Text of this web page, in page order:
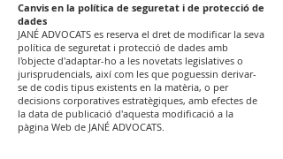
Canvis en la política de seguretat i de protecció de
dades
JANÉ ADVOCATS es reserva el dret de modificar la seva
política de seguretat i protecció de dades amb
l'objecte d'adaptar-ho a les novetats legislatives o
jurisprudencials, així com les que poguessin derivar-
se de codis tipus existents en la matèria, o per
decisions corporatives estratègiques, amb efectes de
la data de publicació d'aquesta modificació a la
pàgina Web de JANÉ ADVOCATS.